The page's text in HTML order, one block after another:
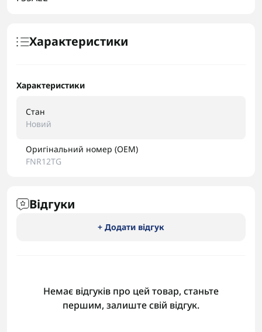
Характеристики
Характеристики
Стан
Новий
Оригінальний номер (OEM)
FNR12TG
Відгуки
+ Додати відгук
Немає відгуків про цей товар, станьте
першим, залиште свій відгук.